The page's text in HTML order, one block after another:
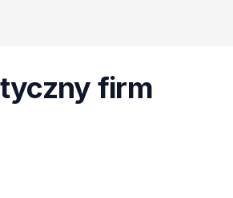
firm